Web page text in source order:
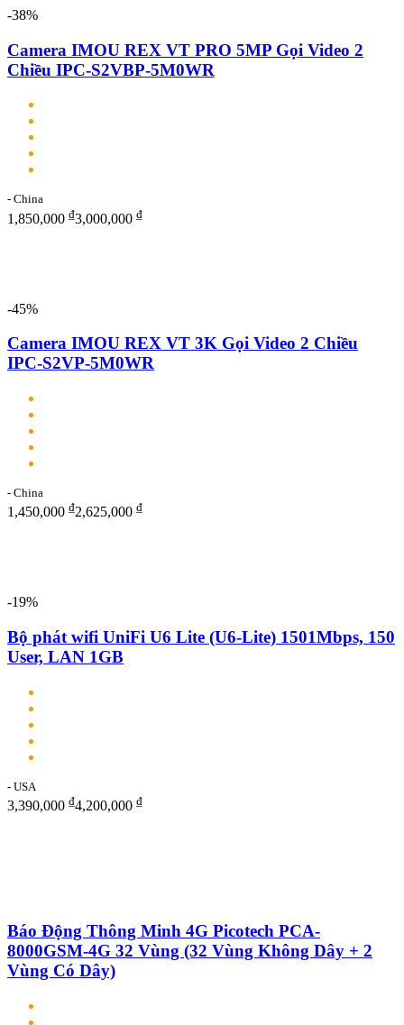
-38%
Camera IMOU REX VT PRO 5MP Gọi Video 2
Chiều IPC-S2VBP-5M0WR
- China
1,850,000 ₫3,000,000 ₫
-45%
Camera IMOU REX VT 3K Gọi Video 2 Chiều
IPC-S2VP-5M0WR
- China
1,450,000 ₫2,625,000 ₫
-19%
Bộ phát wifi UniFi U6 Lite (U6-Lite) 1501Mbps, 150
User, LAN 1GB
- USA
3,390,000 ₫4,200,000 ₫
Báo Động Thông Minh 4G Picotech PCA-
8000GSM-4G 32 Vùng (32 Vùng Không Dây + 2
Vùng Có Dây)